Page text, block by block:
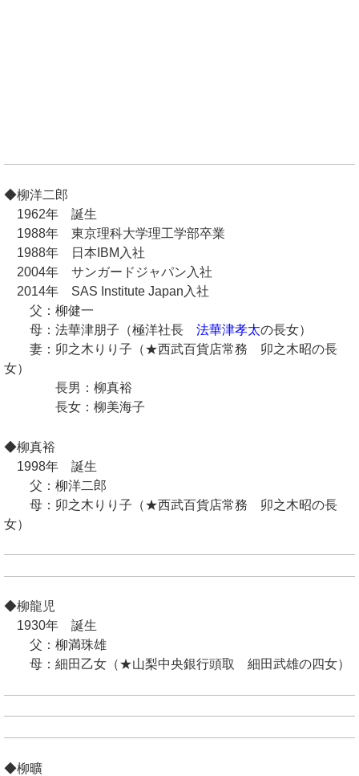
◆柳洋二郎
1962年 誕生
1988年 東京理科大学理工学部卒業
1988年 日本IBM入社
2004年 サンガードジャパン入社
2014年 SAS Institute Japan入社
父：柳健一
母：法華津朋子（極洋社長 法華津孝太の長女）
妻：卯之木りり子（★西武百貨店常務 卯之木昭の長
女）
長男：柳真裕
長女：柳美海子
◆柳真裕
1998年 誕生
父：柳洋二郎
母：卯之木りり子（★西武百貨店常務 卯之木昭の長
女）
◆柳龍児
1930年 誕生
父：柳満珠雄
母：細田乙女（★山梨中央銀行頭取 細田武雄の四女）
◆柳曠